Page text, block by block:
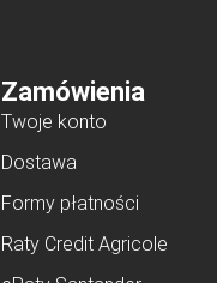
Zamówienia
Twoje konto
Dostawa
Formy płatności
Raty Credit Agricole